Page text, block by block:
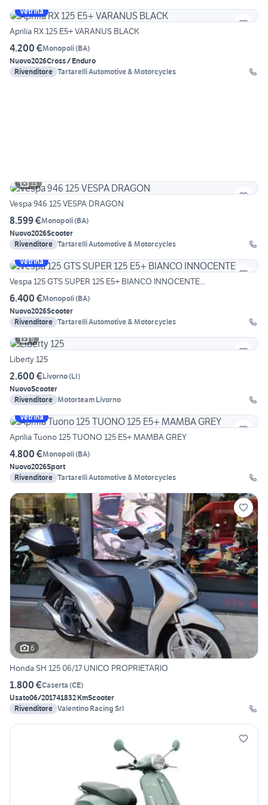
Vetrina
Aprilia RX 125 E5+ VARANUS BLACK
4.200 €Monopoli(BA)
Nuovo2026Cross / Enduro
Rivenditore Tartarelli Automotive & Motorcycles
13
Vespa 946 125 VESPA DRAGON
8.599 €Monopoli(BA)
Nuovo2026Scooter
Rivenditore Tartarelli Automotive & Motorcycles
Vetrina
Vespa 125 GTS SUPER 125 E5+ BIANCO INNOCENTE...
6.400 €Monopoli(BA)
Nuovo2026Scooter
Rivenditore Tartarelli Automotive & Motorcycles
5
Liberty 125
2.600 €Livorno(LI)
NuovoScooter
Rivenditore Motorteam Livorno
Vetrina
Aprilia Tuono 125 TUONO 125 E5+ MAMBA GREY
4.800 €Monopoli(BA)
Nuovo2026Sport
Rivenditore Tartarelli Automotive & Motorcycles
6
Honda SH 125 06/17 UNICO PROPRIETARIO
1.800 €Caserta (CE)
Usato06/201741832 KmScooter
Rivenditore Valentino Racing Srl